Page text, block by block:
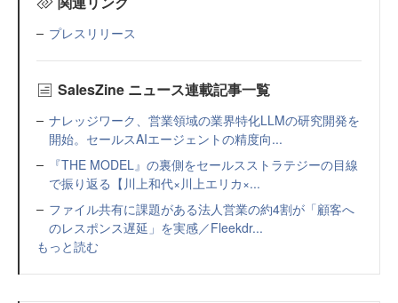
プレスリリース
SalesZine ニュース連載記事一覧
ナレッジワーク、営業領域の業界特化LLMの研究開発を
開始。セールスAIエージェントの精度向...
『THE MODEL』の裏側をセールスストラテジーの目線
で振り返る【川上和代×川上エリカ×...
ファイル共有に課題がある法人営業の約4割が「顧客へ
のレスポンス遅延」を実感／Fleekdr...
もっと読む